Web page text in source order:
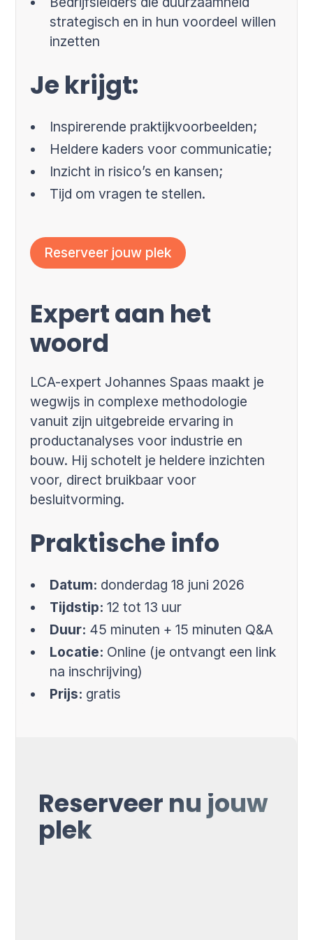
strategisch en in hun voordeel willen
inzetten
Je krijgt:
Inspirerende praktijkvoorbeelden;
Heldere kaders voor communicatie;
Inzicht in risico’s en kansen;
Tijd om vragen te stellen.
Reserveer jouw plek
Expert aan het
woord
LCA-expert Johannes Spaas maakt je
wegwijs in complexe methodologie
vanuit zijn uitgebreide ervaring in
productanalyses voor industrie en
bouw. Hij schotelt je heldere inzichten
voor, direct bruikbaar voor
besluitvorming.
Praktische info
Datum: donderdag 18 juni 2026
Tijdstip: 12 tot 13 uur
Duur: 45 minuten + 15 minuten Q&A
Locatie: Online (je ontvangt een link
na inschrijving)
Prijs: gratis
Reserveer nu jouw
plek